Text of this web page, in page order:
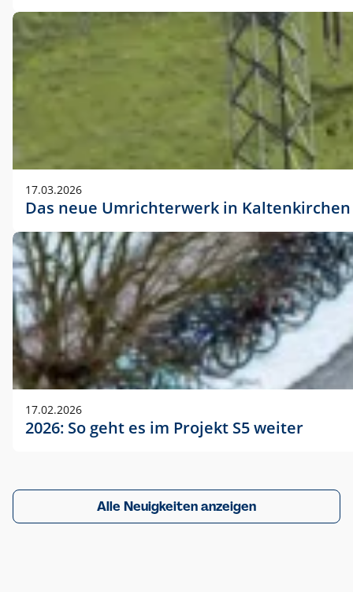
17.03.2026
Das neue Umrichterwerk in Kaltenkirchen
17.02.2026
2026: So geht es im Projekt S5 weiter
Alle Neuigkeiten anzeigen